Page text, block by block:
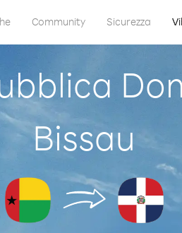
Community Sicurezza
Bissau